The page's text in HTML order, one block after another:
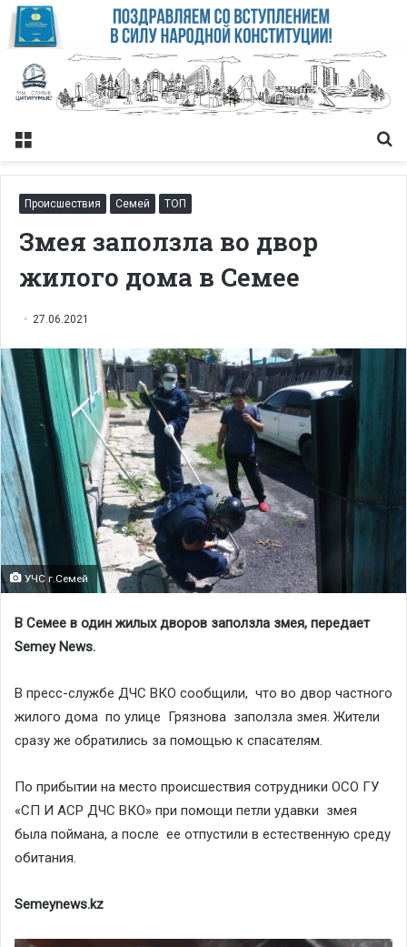
Меню
Происшествия Семей ТОП
Змея заползла во двор
жилого дома в Семее
27.06.2021
УЧС г.Семей
В Семее в один жилых дворов заползла змея, передает
Semey News.
В пресс-службе ДЧС ВКО сообщили, что во двор частного
жилого дома по улице Грязнова заползла змея. Жители
сразу же обратились за помощью к спасателям.
По прибытии на место происшествия сотрудники ОСО ГУ
«СП И АСР ДЧС ВКО» при помощи петли удавки змея
была поймана, а после ее отпустили в естественную среду
обитания.
Semeynews.kz